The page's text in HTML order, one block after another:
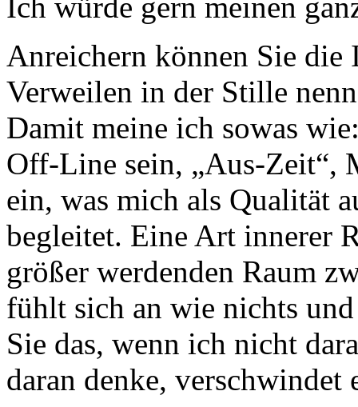
Ich würde gern meinen
Anreichern können Sie die
Verweilen in der Stille
Damit meine ich sowas
Off-Line sein, „Aus-Zeit“,
ein, was mich als Qualität
begleitet. Eine Art innerer
größer werdenden Raum
fühlt sich an wie nichts
Sie das, wenn ich nicht
daran denke,